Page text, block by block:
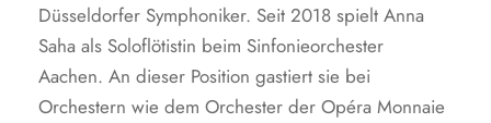
Düsseldorfer Symphoniker. Seit 2018 spielt Anna
Saha als Soloflötistin beim Sinfonieorchester
Aachen. An dieser Position gastiert sie bei
Orchestern wie dem Orchester der Opéra Monnaie